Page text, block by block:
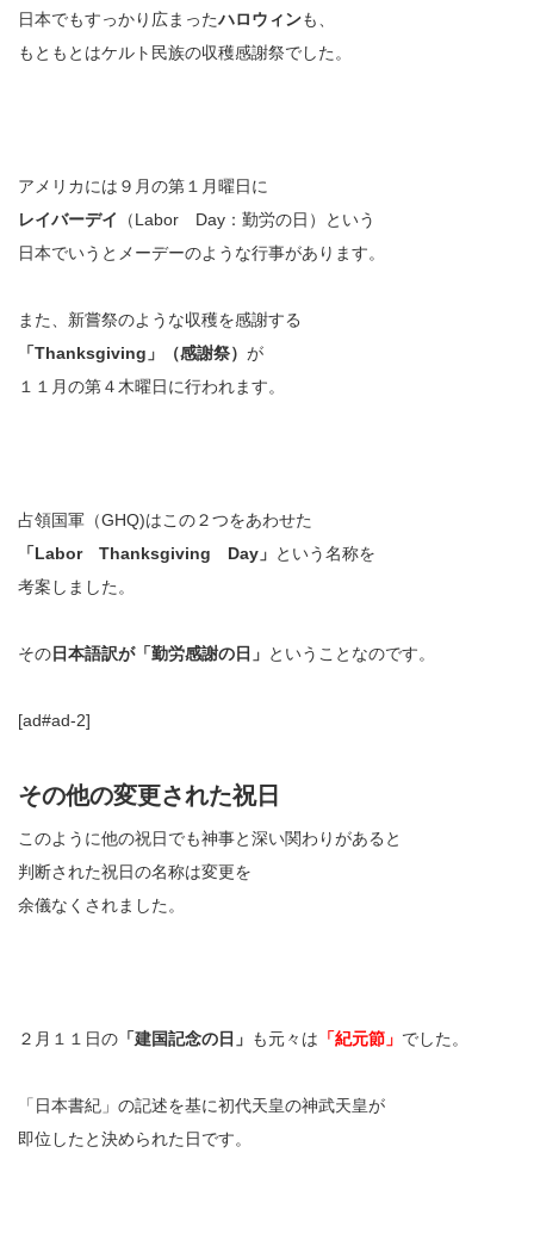
日本でもすっかり広まったハロウィンも、
もともとはケルト民族の収穫感謝祭でした。
アメリカには９月の第１月曜日に
レイバーデイ
（Labor Day：勤労の日）という
日本でいうとメーデーのような行事があります。
また、新嘗祭のような収穫を感謝する
「Thanksgiving」（感謝祭） が
１１月の第４木曜日に行われます。
占領国軍（GHQ)はこの２つをあわせた
「Labor Thanksgiving Day」 という名称を
考案しました。
その日本語訳が「勤労感謝の日」 ということなのです。
[ad#ad-2]
その他の変更された祝日
このように他の祝日でも神事と深い関わりがあると
判断された祝日の名称は変更を
余儀なくされました。
２月１１日の 「建国記念の日」 も元々は 「紀元節」 でした。
「日本書紀」の記述を基に初代天皇の神武天皇が
即位したと決められた日です。